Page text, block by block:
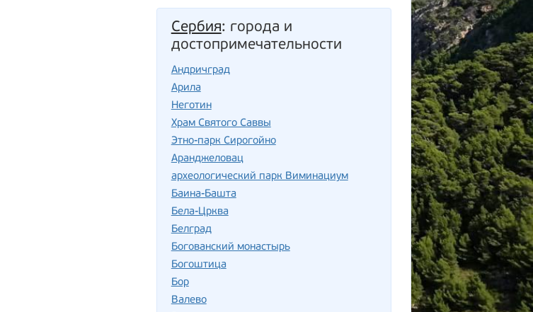
Сербия: города и
достопримечательности
Андричград
Арила
Неготин
Храм Святого Саввы
Этно-парк Сирогойно
Аранджеловац
археологический парк Виминациум
Баина-Башта
Бела-Црква
Белград
Богованский монастырь
Богоштица
Бор
Валево